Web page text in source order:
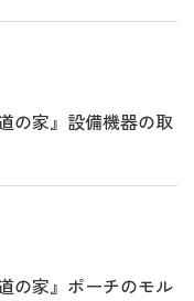
の家』設備機器の取
の家』ポーチのモル